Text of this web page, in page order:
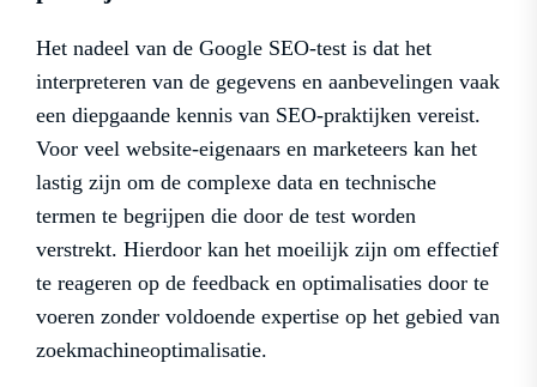
Het nadeel van de Google SEO-test is dat het
interpreteren van de gegevens en aanbevelingen vaak
een diepgaande kennis van SEO-praktijken vereist.
Voor veel website-eigenaars en marketeers kan het
lastig zijn om de complexe data en technische
termen te begrijpen die door de test worden
verstrekt. Hierdoor kan het moeilijk zijn om effectief
te reageren op de feedback en optimalisaties door te
voeren zonder voldoende expertise op het gebied van
zoekmachineoptimalisatie.